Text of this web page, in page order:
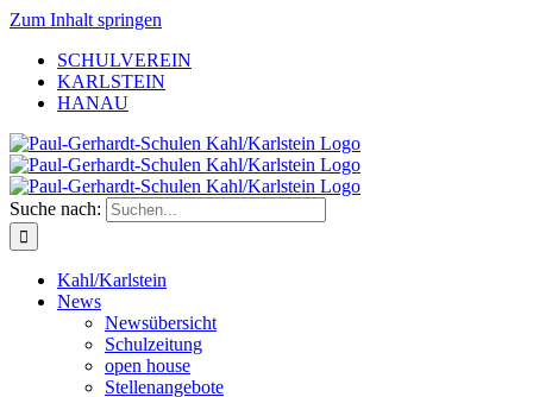
Zum Inhalt springen
SCHULVEREIN
KARLSTEIN
HANAU
Suche nach:
Kahl/Karlstein
News
Newsübersicht
Schulzeitung
open house
Stellenangebote